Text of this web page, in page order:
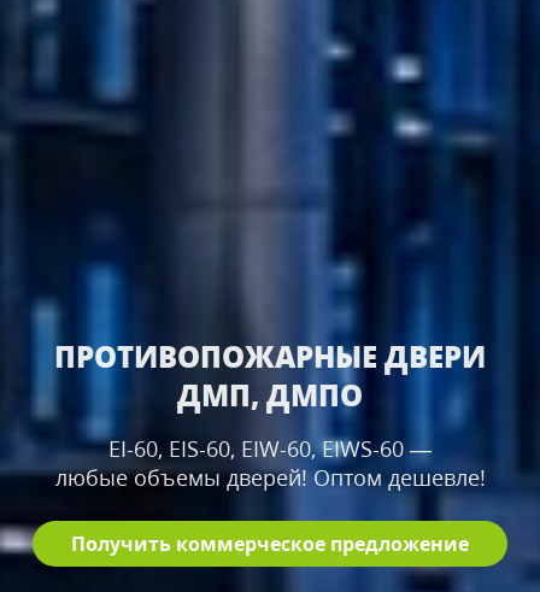
ПРОТИВОПОЖАРНЫЕ ДВЕРИ
ДМП, ДМПО
EI-60, EIS-60, EIW-60, EIWS-60 —
любые объемы дверей! Оптом дешевле!
Получить коммерческое предложение